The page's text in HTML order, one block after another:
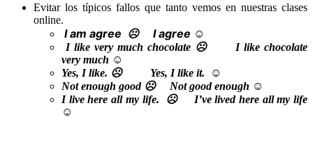
Evitar los típicos fallos que tanto vemos en nuestras clases
online.
Iam agree ☹I agree ☺
I like very much chocolate ☹I like chocolate
very much ☺
Yes, I like. ☹Yes, I like it.
☺
Not enough good ☹Not good enough ☺
I livehere all my life. ☹ I’ve livedhere all my life
☺